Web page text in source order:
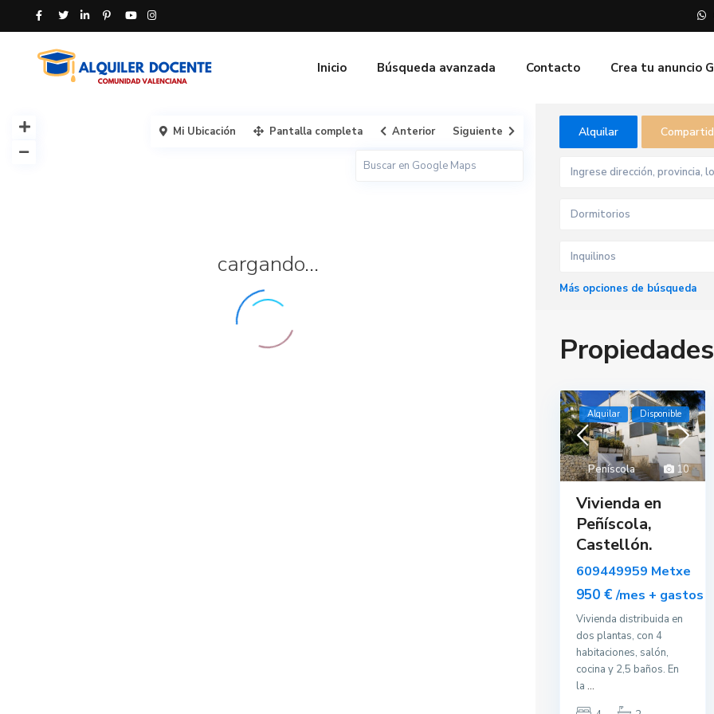
Inicio Búsqueda avanzada Contacto Crea tu anuncio
cargando...
Mi Ubicación Pantalla completa Anterior Siguiente Alquilar
Dormitorios
Inquilinos
Más opciones de búsqueda
10
Peníscola
Alquilar Disponible
Vivienda en
Peñíscola,
Castellón.
609449959 Metxe
950 €/mes + gastos
Vivienda distribuida en
dos plantas, con 4
habitaciones, salón,
cocina y 2,5 baños. En
la ...